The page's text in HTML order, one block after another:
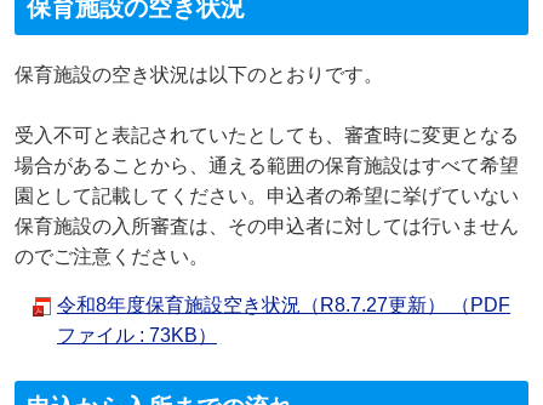
保育施設の空き状況
保育施設の空き状況は以下のとおりです。
受入不可と表記されていたとしても、審査時に変更となる
場合があることから、通える範囲の保育施設はすべて希望
園として記載してください。申込者の希望に挙げていない
保育施設の入所審査は、その申込者に対しては行いません
のでご注意ください。
令和8年度保育施設空き状況（R8.7.27更新） （PDF
ファイル : 73KB）